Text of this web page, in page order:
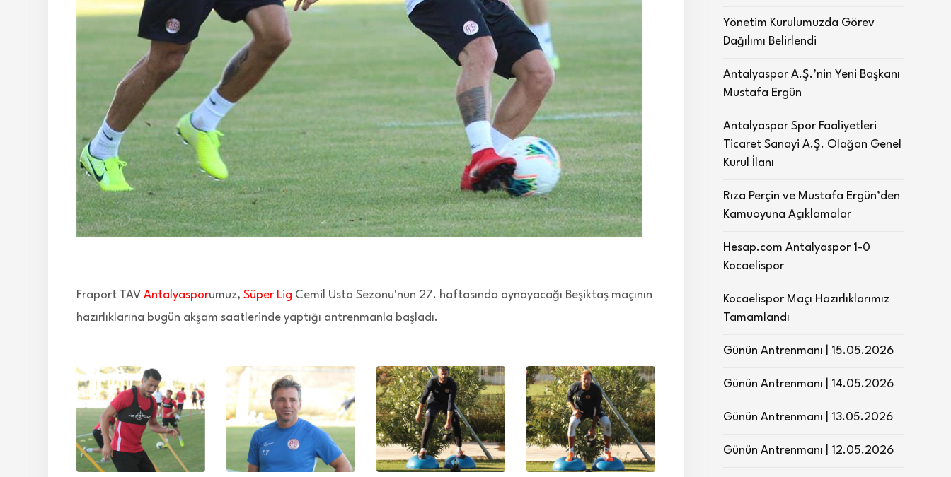
Fraport TAV Antalyasporumuz, Süper Lig Cemil Usta Sezonu'nun 27. haftasında oynayacağı Beşiktaş maçının
hazırlıklarına bugün akşam saatlerinde yaptığı antrenmanla başladı.
Yönetim Kurulumuzda Görev
Dağılımı Belirlendi
Antalyaspor A.Ş.’nin Yeni Başkanı
Mustafa Ergün
Antalyaspor Spor Faaliyetleri
Ticaret Sanayi A.Ş. Olağan Genel
Kurul İlanı
Rıza Perçin ve Mustafa Ergün’den
Kamuoyuna Açıklamalar
Hesap.com Antalyaspor 1-0
Kocaelispor
Kocaelispor Maçı Hazırlıklarımız
Tamamlandı
Günün Antrenmanı | 15.05.2026
Günün Antrenmanı | 14.05.2026
Günün Antrenmanı | 13.05.2026
Günün Antrenmanı | 12.05.2026